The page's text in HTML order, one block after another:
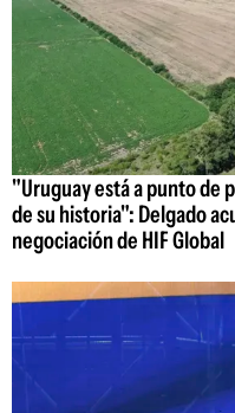
"Uruguay está a punto de
de su historia": Delgado
negociación de HIF Global